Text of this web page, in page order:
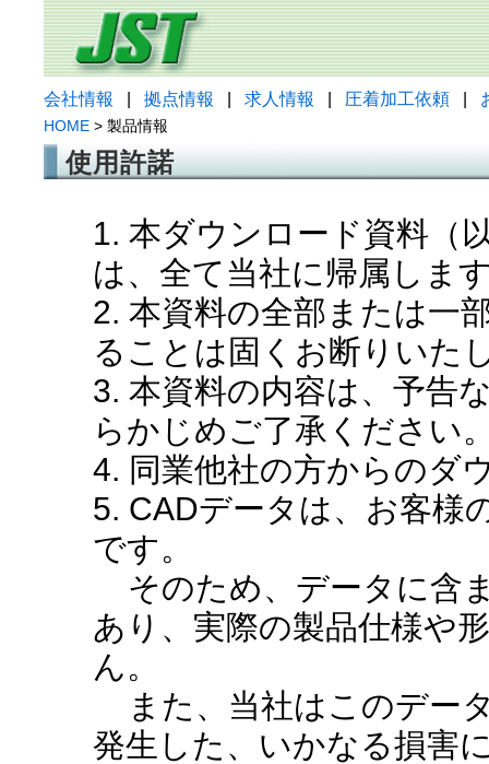
会社情報 拠点情報 求人情報 圧着加工依頼
HOME > 製品情報
使用許諾
1. 本ダウンロード資料（
は、全て当社に帰属しま
2. 本資料の全部または一
ることは固くお断りいた
3. 本資料の内容は、予告
らかじめご了承ください
4. 同業他社の方からのダ
5. CADデータは、お客様
です。
そのため、データに含
あり、実際の製品仕様や
ん。
また、当社はこのデー
発生した、いかなる損害